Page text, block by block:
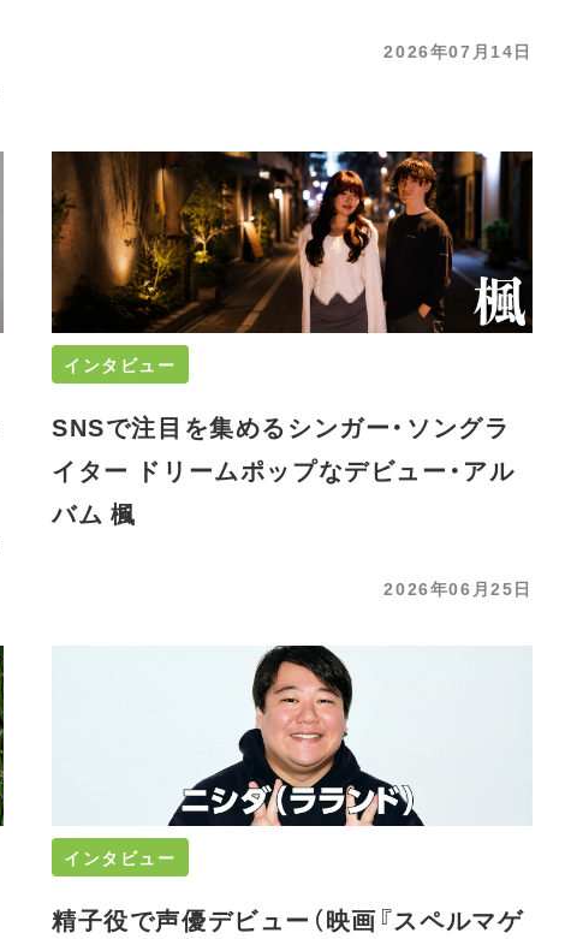
2026年07月14日
インタビュー
SNSで注目を集めるシンガー・ソングラ
イター ドリームポップなデビュー・アル
バム 楓
2026年06月25日
インタビュー
精子役で声優デビュー（映画『スペルマゲ